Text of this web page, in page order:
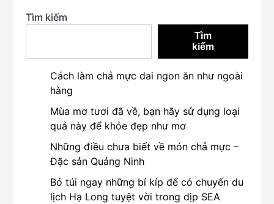
Tìm kiếm
Tìm
kiếm
Cách làm chả mực dai ngon ăn như ngoài
hàng
Mùa mơ tươi đã về, bạn hãy sử dụng loại
quả này để khỏe đẹp như mơ
Những điều chưa biết về món chả mực –
Đặc sản Quảng Ninh
Bỏ túi ngay những bí kíp để có chuyến du
lịch Hạ Long tuyệt vời trong dịp SEA